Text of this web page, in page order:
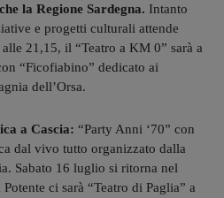
la Regione Sardegna. Intanto
e progetti culturali attende
21,15, il “Teatro a KM 0” sarà a
“Ficofiabino” dedicato ai
dell’Orsa.
a Cascia: “Party Anni ‘70” con
dal vivo tutto organizzato dalla
Sabato 16 luglio si ritorna nel
ci sarà “Teatro di Paglia” a